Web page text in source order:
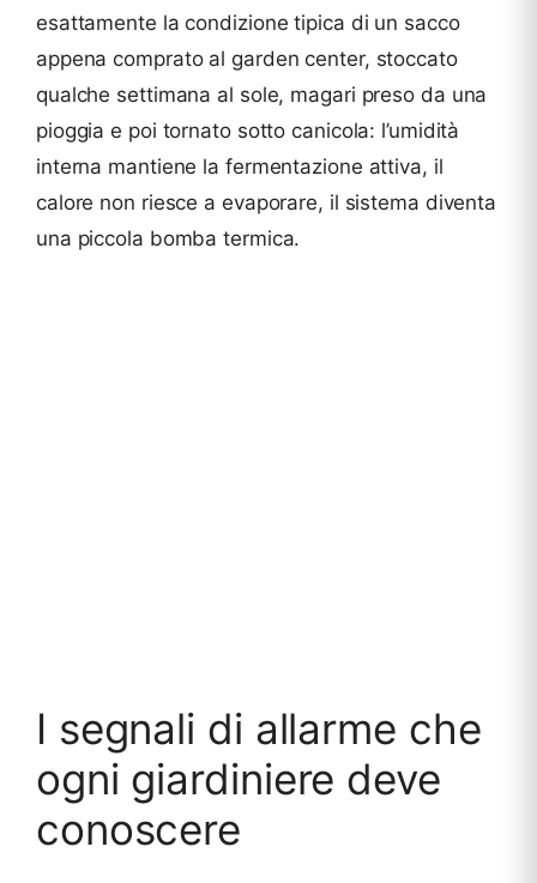
esattamente la condizione tipica di un sacco
appena comprato al garden center, stoccato
qualche settimana al sole, magari preso da una
pioggia e poi tornato sotto canicola: l’umidità
interna mantiene la fermentazione attiva, il
calore non riesce a evaporare, il sistema diventa
una piccola bomba termica.
I segnali di allarme che
ogni giardiniere deve
conoscere